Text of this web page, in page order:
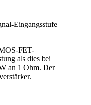
Eingangsstufe
FET-
als dies bei
an 1 Ohm. Der